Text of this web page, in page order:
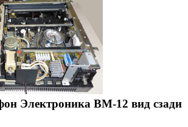
Электроника ВМ-12 вид сзади